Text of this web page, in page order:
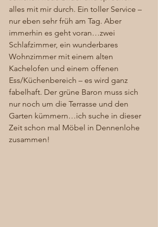
alles mit mir durch. Ein toller Service –
nur eben sehr früh am Tag. Aber
immerhin es geht voran…zwei
Schlafzimmer, ein wunderbares
Wohnzimmer mit einem alten
Kachelofen und einem offenen
Ess/Küchenbereich – es wird ganz
fabelhaft. Der grüne Baron muss sich
nur noch um die Terrasse und den
Garten kümmern…ich suche in dieser
Zeit schon mal Möbel in Dennenlohe
zusammen!